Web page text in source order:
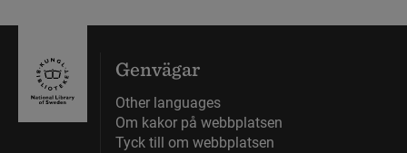
Genvägar
Other languages
Om kakor på webbplatsen
Tyck till om webbplatsen